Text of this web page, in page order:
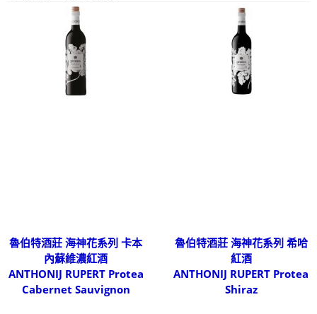
魯伯特酒莊 海神花系列 卡本
內蘇維濃紅酒
ANTHONIJ RUPERT Protea
Cabernet Sauvignon
魯伯特酒莊 海神花系列 希哈
紅酒
ANTHONIJ RUPERT Protea
Shiraz